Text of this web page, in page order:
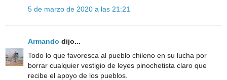
5 de marzo de 2020 a las 21:21
Armando dijo...
Todo lo que favoresca al pueblo chileno en su lucha por
borrar cualquier vestigio de leyes pinochetista claro que
recibe el apoyo de los pueblos.